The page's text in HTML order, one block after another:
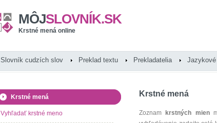
MÔJSLOVNÍK.SK
Krstné mená online
Slovník cudzích slov Preklad textu Prekladatelia
Krstné mená
Zoznam krstných mien
Krstné mená
Vyhľadať krstné meno